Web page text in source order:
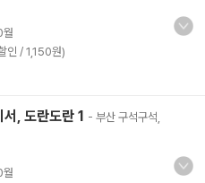
인 / 1,150원)
, 도란도란 1 - 부산 구석구석,